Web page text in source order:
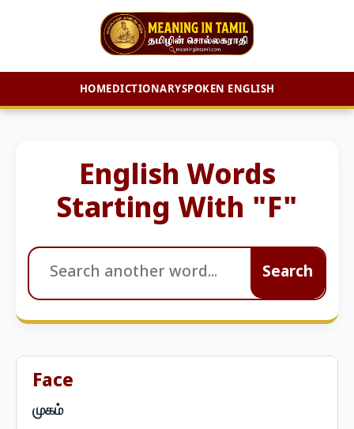
HOMEDICTIONARYSPOKEN ENGLISH
English Words
Starting With "F"
Search
Face
முகம்